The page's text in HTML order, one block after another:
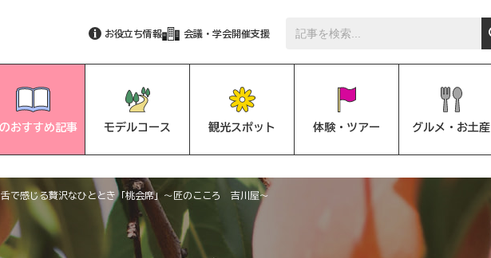
お役立ち情報 会議・学会開催支援
おすすめ記事 モデルコース 観光スポット 体験・ツアー グルメ・お土産
舌で感じる贅沢なひととき「桃会席」～匠のこころ 吉川屋～